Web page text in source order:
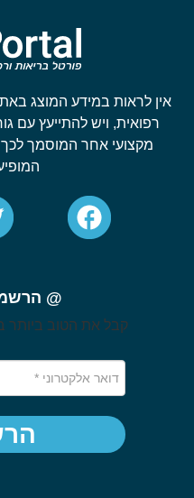
אין לראות במידע המוצג
רפואית, ויש להתייעץ עם
מקצועי אחר המוסמך
@
קבל את הטוב ביותר